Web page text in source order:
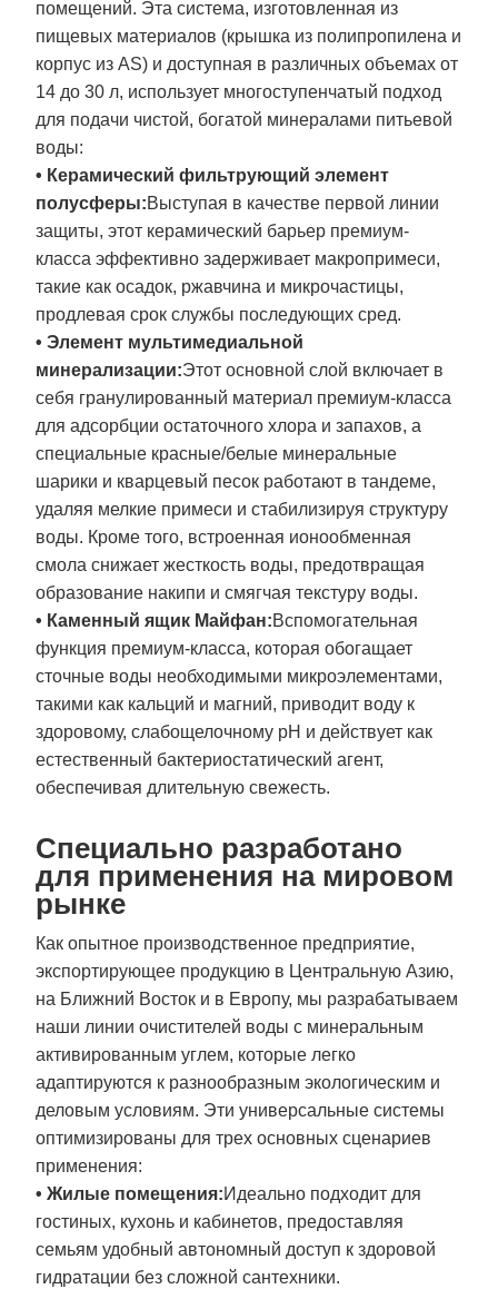
помещений. Эта система, изготовленная из
пищевых материалов (крышка из полипропилена и
корпус из AS) и доступная в различных объемах от
14 до 30 л, использует многоступенчатый подход
для подачи чистой, богатой минералами питьевой
воды:
• Керамический фильтрующий элемент
полусферы:Выступая в качестве первой линии
защиты, этот керамический барьер премиум-
класса эффективно задерживает макропримеси,
такие как осадок, ржавчина и микрочастицы,
продлевая срок службы последующих сред.
• Элемент мультимедиальной
минерализации:Этот основной слой включает в
себя гранулированный материал премиум-класса
для адсорбции остаточного хлора и запахов, а
специальные красные/белые минеральные
шарики и кварцевый песок работают в тандеме,
удаляя мелкие примеси и стабилизируя структуру
воды. Кроме того, встроенная ионообменная
смола снижает жесткость воды, предотвращая
образование накипи и смягчая текстуру воды.
• Каменный ящик Майфан:Вспомогательная
функция премиум-класса, которая обогащает
сточные воды необходимыми микроэлементами,
такими как кальций и магний, приводит воду к
здоровому, слабощелочному pH и действует как
естественный бактериостатический агент,
обеспечивая длительную свежесть.
Специально разработано
для применения на мировом
рынке
Как опытное производственное предприятие,
экспортирующее продукцию в Центральную Азию,
на Ближний Восток и в Европу, мы разрабатываем
наши линии очистителей воды с минеральным
активированным углем, которые легко
адаптируются к разнообразным экологическим и
деловым условиям. Эти универсальные системы
оптимизированы для трех основных сценариев
применения:
• Жилые помещения:Идеально подходит для
гостиных, кухонь и кабинетов, предоставляя
семьям удобный автономный доступ к здоровой
гидратации без сложной сантехники.